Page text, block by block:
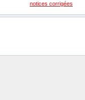
notices corrigées